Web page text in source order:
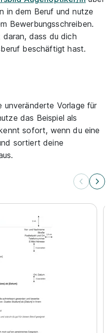
in dem Beruf und nutze
Bewerbungsschreiben.
daran, dass du dich
beschäftigt hast.
unveränderte Vorlage für
das Beispiel als
sofort, wenn du eine
sortiert deine